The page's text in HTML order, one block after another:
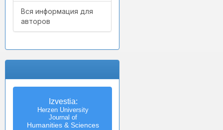
Вся информация для
авторов
Izvestia:
Herzen University
Journal of
Humanities & Sciences